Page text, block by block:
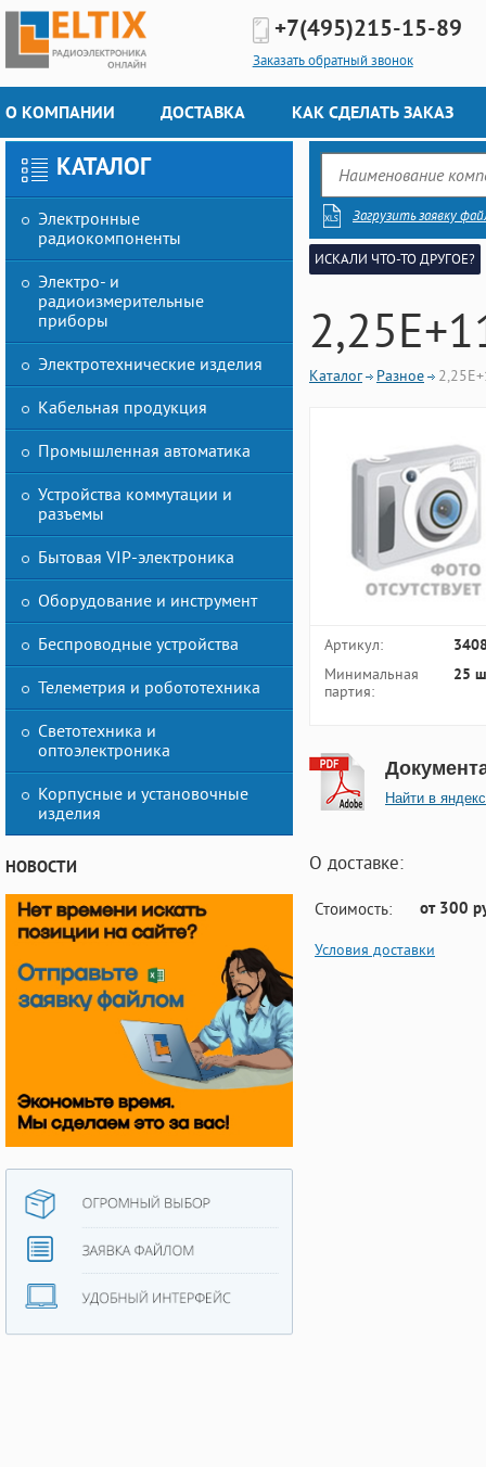
+7(495)215-15-89
Заказать обратный звонок
О КОМПАНИИ ДОСТАВКА КАК СДЕЛАТЬ ЗАКАЗ
КАТАЛОГ
Электронные
радиокомпоненты
Электро- и
радиоизмерительные
приборы
Электротехнические изделия
Кабельная продукция
Промышленная автоматика
Устройства коммутации и
разъемы
Бытовая VIP-электроника
Оборудование и инструмент
Беспроводные устройства
Телеметрия и робототехника
Светотехника и
оптоэлектроника
Корпусные и установочные
изделия
НОВОСТИ
Загрузить заявку
ИСКАЛИ ЧТО-ТО ДРУГОЕ?
Каталог Разное
Артикул:
Минимальная
партия:
25
Найти в яндекс
О доставке:
Стоимость: от 300
Условия доставки